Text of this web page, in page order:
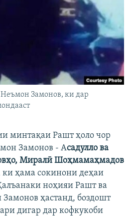
Замонов, ки дар
минтақаи Рашт ҳоло чор
Замонов - Асадулло ва
Миралӣ Шоҳмамаҳмадов
ки ҳама сокинони деҳаи
ноҳияи Рашт ва
ҳастанд, боздошт
дигар дар кофкукоби